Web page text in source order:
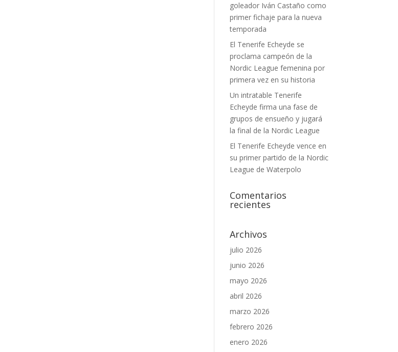
goleador Iván Castaño como
primer fichaje para la nueva
temporada
El Tenerife Echeyde se
proclama campeón de la
Nordic League femenina por
primera vez en su historia
Un intratable Tenerife
Echeyde firma una fase de
grupos de ensueño y jugará
la final de la Nordic League
El Tenerife Echeyde vence en
su primer partido de la Nordic
League de Waterpolo
Comentarios
recientes
Archivos
julio 2026
junio 2026
mayo 2026
abril 2026
marzo 2026
febrero 2026
enero 2026